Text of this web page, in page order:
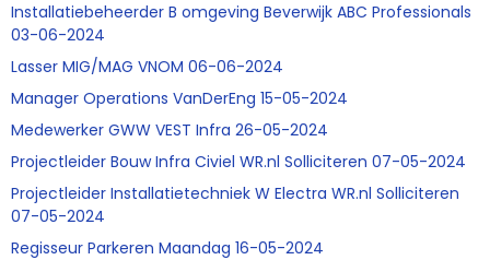
Installatiebeheerder B omgeving Beverwijk ABC Professionals
03-06-2024
Lasser MIG/MAG VNOM 06-06-2024
Manager Operations VanDerEng 15-05-2024
Medewerker GWW VEST Infra 26-05-2024
Projectleider Bouw Infra Civiel WR.nl Solliciteren 07-05-2024
Projectleider Installatietechniek W Electra WR.nl Solliciteren
07-05-2024
Regisseur Parkeren Maandag 16-05-2024